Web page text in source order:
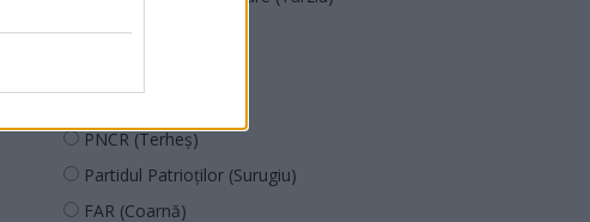
PDF (Lazarus)
PNCR (Terheș)
Partidul Patrioților (Surugiu)
FAR (Coarnă)